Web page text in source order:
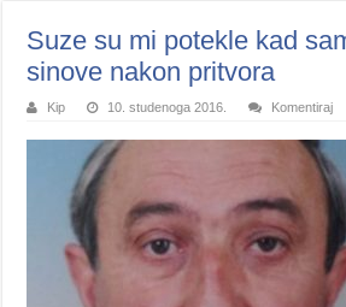
Suze su mi potekle kad
sinove nakon pritvora
Kip 10. studenoga 2016. Komentiraj